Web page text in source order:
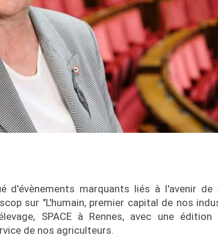
d'évènements marquants liés à l'avenir de
sur "L'humain, premier capital de nos
SPACE à Rennes, avec une édition
de nos agriculteurs.